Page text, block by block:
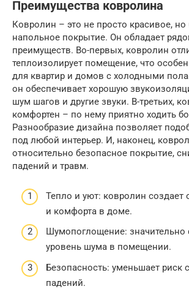
Преимущества ковролина
Ковролин – это не просто красивое, но
напольное покрытие. Он обладает
преимуществ. Во-первых, ковролин
теплоизолирует помещение, что
для квартир и домов с холодными
он обеспечивает хорошую
шум шагов и другие звуки. В-третьих,
комфортен – по нему приятно ходить
Разнообразие дизайна позволяет
под любой интерьер. И, наконец,
относительно безопасное покрытие,
падений и травм.
Тепло и уют: ковролин создает
и комфорта в доме.
Шумопоглощение: значительно
уровень шума в помещении.
Безопасность: уменьшает риск
падений.